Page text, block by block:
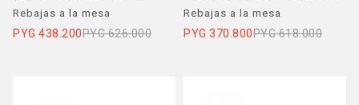
MARRON
Rebajas a la mesa
PYG 438.200PYG 626.000
MARFIL
Rebajas a la mesa
PYG 370.800PYG 618.000